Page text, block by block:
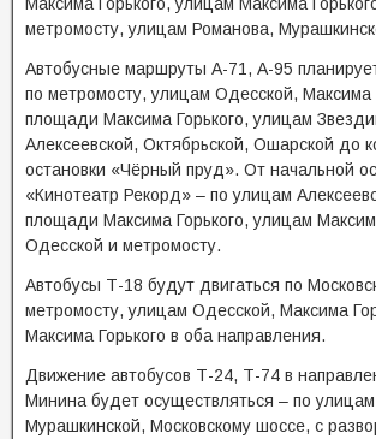
метромосту, улицам Романова,
Автобусные маршруты А-71, А-95
по метромосту, улицам Одесской, Максима
площади Максима Горького, улицам
Алексеевской, Октябрьской, Ошарской до
остановки «Чёрный пруд». От начальной
«Кинотеатр Рекорд» – по улицам
площади Максима Горького, улицам
Одесской и метромосту.
Автобусы Т-18 будут двигаться по
метромосту, улицам Одесской, Максима
Максима Горького в оба направления.
Движение автобусов Т-24, Т-74 в
Минина будет осуществляться – по
Мурашкинской, Московскому шоссе, с